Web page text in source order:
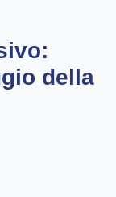
della